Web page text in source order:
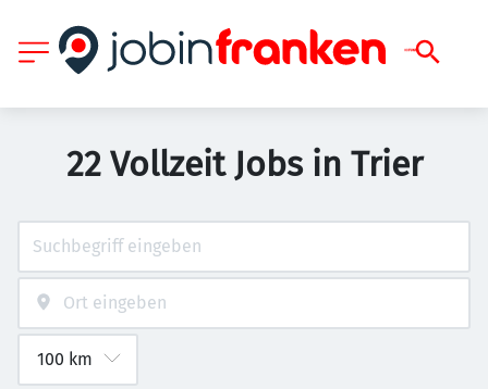
22 Vollzeit Jobs in Trier